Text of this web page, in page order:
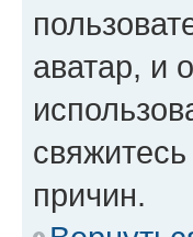
аватар, и
причин.